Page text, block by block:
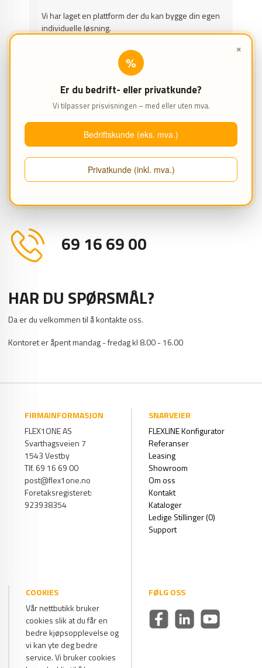
×
%
Er du bedrift- eller privatkunde?
Vi tilpasser prisvisningen – med eller uten mva.
Bedriftskunde (eks. mva.)
Privatkunde (inkl. mva.)
Vi har laget en plattform der du kan bygge din egen
individuelle løsning.
"FLEXLINE Konfiguratoren" rummer:
100% individuell sammensetning av et oppsett
Visuell presentasjon av ønsket oppsett
Veldig brukervennlig overflate der oppsett kan
lagres og redigeres
Finn programmet herwww.flexline-
konfigurator.no
PRODUKTANMELDELSER (0)
69 16 69 00
HAR DU SPØRSMÅL?
Da er du velkommen til å kontakte oss.
Kontoret er åpent mandag - fredag kl 8.00 - 16.00
FIRMAINFORMASJON
FLEX1ONE AS
Svarthagsveien 7
1543 Vestby
Tlf. 69 16 69 00
post@flex1one.no
Foretaksregisteret:
923938354
SNARVEIER
FLEXLINE Konfigurator
Referanser
Leasing
Showroom
Om oss
Kontakt
Kataloger
Ledige Stillinger (0)
Support
COOKIES
Vår nettbutikk bruker
cookies slik at du får en
bedre kjøpsopplevelse og
vi kan yte deg bedre
service. Vi bruker cookies
FØLG OSS